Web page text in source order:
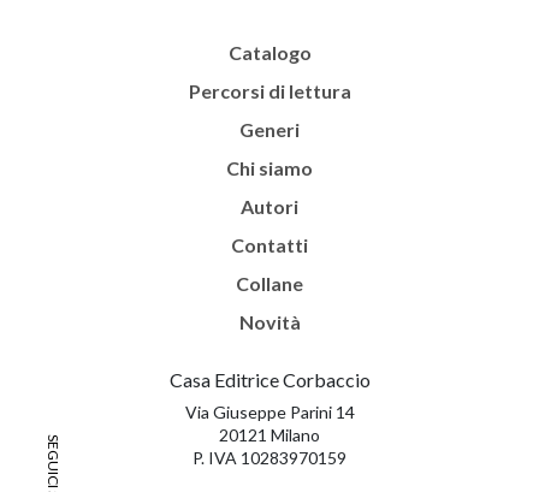
Catalogo
Percorsi di lettura
Generi
Chi siamo
Autori
Contatti
Collane
Novità
Casa Editrice Corbaccio
Via Giuseppe Parini 14
20121 Milano
P. IVA 10283970159